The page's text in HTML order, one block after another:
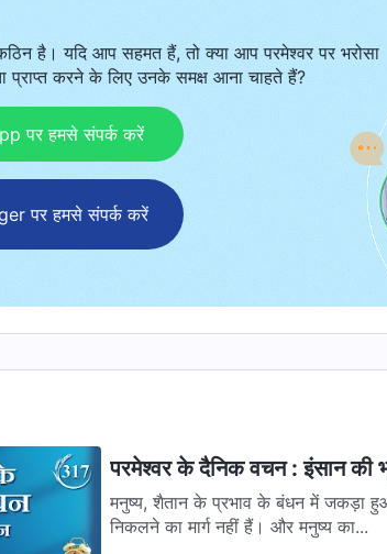
है। यदि आप सहमत हैं, तो क्या आप परमेश्वर पर भरोसा
करने के लिए उनके समक्ष आना चाहते हैं?
पर हमसे संपर्क करें
पर हमसे संपर्क करें
परमेश्वर के दैनिक वचन : इंसान की
मनुष्य, शैतान के प्रभाव के बंधन में जकड़ा
निकलने का मार्ग नहीं हैं। और मनुष्य का...